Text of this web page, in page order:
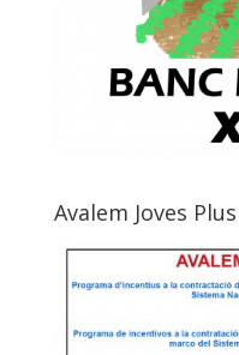
Avalem Joves Plus